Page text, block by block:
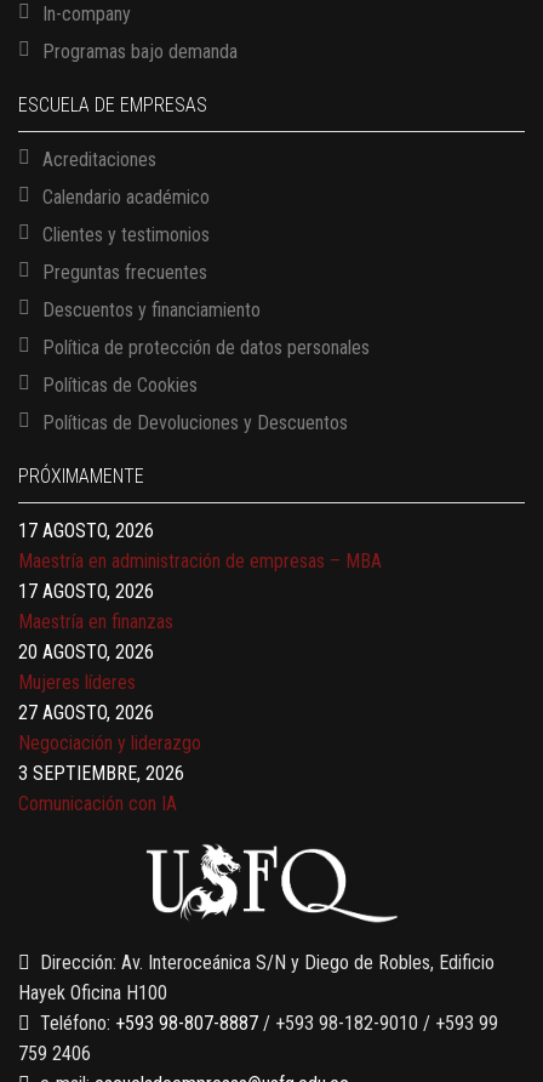
In-company
Programas bajo demanda
ESCUELA DE EMPRESAS
Acreditaciones
Calendario académico
Clientes y testimonios
Preguntas frecuentes
Descuentos y financiamiento
Política de protección de datos personales
Políticas de Cookies
Políticas de Devoluciones y Descuentos
PRÓXIMAMENTE
13 AGOSTO, 2026
17 AGOSTO, 2026
Gerencia de empresas familiares
17 AGOSTO, 2026
Maestría en administración de empresas – MBA
17 AGOSTO, 2026
Maestría en finanzas
20 AGOSTO, 2026
Mujeres líderes
27 AGOSTO, 2026
Negociación y liderazgo
3 SEPTIEMBRE, 2026
Comunicación con IA
Gobernanza de datos
13 AGOSTO, 2026
Finanzas para no financieros
Dirección: Av. Interoceánica S/N y Diego de Robles, Edificio
Hayek Oficina H100
Teléfono: +593 98-807-8887 / +593 98-182-9010 / +593 99
759 2406